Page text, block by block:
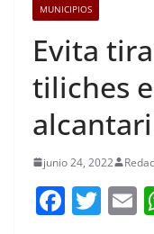
MUNICIPIOS
Evita
tiliches
junio 24, 2022
F T E